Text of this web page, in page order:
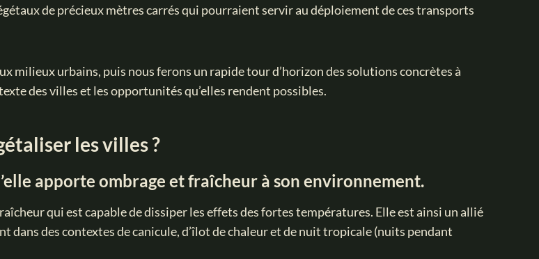
de précieux mètres carrés qui pourraient servir au déploiement de ces transports
milieux urbains, puis nous ferons un rapide tour d’horizon des solutions concrètes à
des villes et les opportunités qu’elles rendent possibles.
les villes ?
apporte ombrage et fraîcheur à son environnement.
qui est capable de dissiper les effets des fortes températures. Elle est ainsi un allié
dans des contextes de canicule, d’îlot de chaleur et de nuit tropicale (nuits pendant